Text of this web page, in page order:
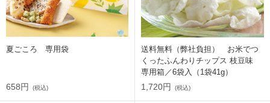
夏ごころ 専用袋
658円 (税込)
送料無料（弊社負担） お米でつ
くったふんわりチップス 枝豆味
専用箱／6袋入（1袋41g）
1,720円 (税込)